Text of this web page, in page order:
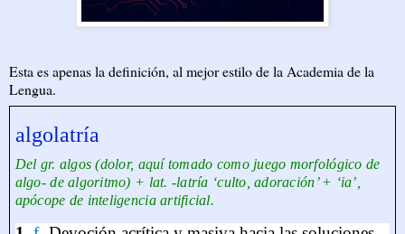
Esta es apenas la definición, al mejor estilo de la Academia de la
Lengua.
algolatría
Del gr. algos (dolor, aquí tomado como juego morfológico de
algo- de algoritmo) + lat. -latría ‘culto, adoración’ + ‘ia’,
apócope de inteligencia artificial.